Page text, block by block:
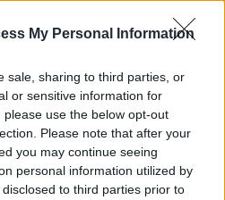
My Personal Information
sale, sharing to third parties, or
or sensitive information for
use the below opt-out
Please note that after your
you may continue seeing
personal information utilized by
to third parties prior to